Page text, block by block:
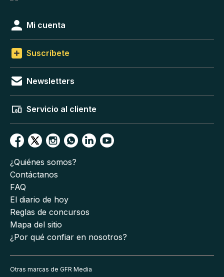
Mi cuenta
Suscríbete
Newsletters
Servicio al cliente
¿Quiénes somos?
Contáctanos
FAQ
El diario de hoy
Reglas de concursos
Mapa del sitio
¿Por qué confiar en nosotros?
Otras marcas de GFR Media